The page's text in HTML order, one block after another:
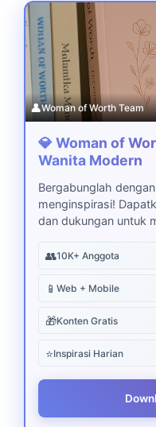
👤Woman of Worth Team
💎 Woman of
Wanita Modern
Bergabunglah
menginspirasi!
dan dukungan untuk
👥10K+ Anggota
📱 Web + Mobile
🎁Konten Gratis
⭐Inspirasi Harian